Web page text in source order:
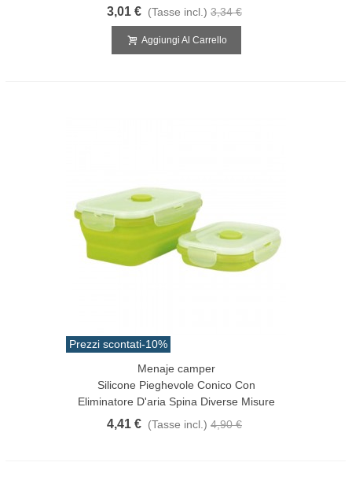
3,01 € (Tasse incl.) 3,34 €
Aggiungi Al Carrello
Prezzi scontati-10%
Menaje camper
Silicone Pieghevole Conico Con
Eliminatore D'aria Spina Diverse Misure
4,41 € (Tasse incl.) 4,90 €